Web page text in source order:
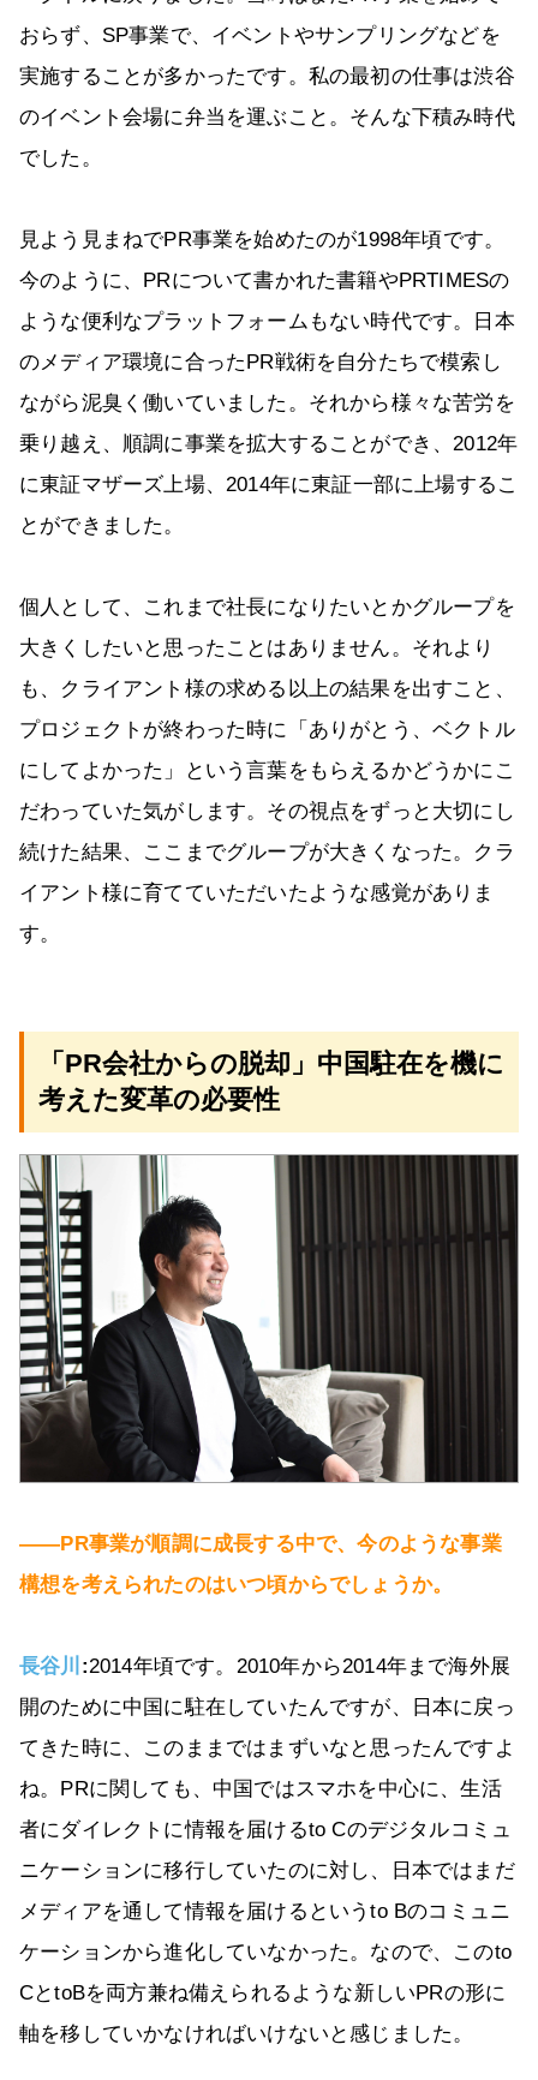
おらず、SP事業で、イベントやサンプリングなどを
実施することが多かったです。私の最初の仕事は渋谷
のイベント会場に弁当を運ぶこと。そんな下積み時代
でした。
見よう見まねでPR事業を始めたのが1998年頃です。
今のように、PRについて書かれた書籍やPRTIMESの
ような便利なプラットフォームもない時代です。日本
のメディア環境に合ったPR戦術を自分たちで模索し
ながら泥臭く働いていました。それから様々な苦労を
乗り越え、順調に事業を拡大することができ、2012年
に東証マザーズ上場、2014年に東証一部に上場するこ
とができました。
個人として、これまで社長になりたいとかグループを
大きくしたいと思ったことはありません。それより
も、クライアント様の求める以上の結果を出すこと、
プロジェクトが終わった時に「ありがとう、ベクトル
にしてよかった」という言葉をもらえるかどうかにこ
だわっていた気がします。その視点をずっと大切にし
続けた結果、ここまでグループが大きくなった。クラ
イアント様に育てていただいたような感覚がありま
す。
「PR会社からの脱却」中国駐在を機に
考えた変革の必要性
――PR事業が順調に成長する中で、今のような事業
構想を考えられたのはいつ頃からでしょうか。
長谷川 :2014年頃です。2010年から2014年まで海外展
開のために中国に駐在していたんですが、日本に戻っ
てきた時に、このままではまずいなと思ったんですよ
ね。PRに関しても、中国ではスマホを中心に、生活
者にダイレクトに情報を届けるto Cのデジタルコミュ
ニケーションに移行していたのに対し、日本ではまだ
メディアを通して情報を届けるというto Bのコミュニ
ケーションから進化していなかった。なので、このto
CとtoBを両方兼ね備えられるような新しいPRの形に
軸を移していかなければいけないと感じました。